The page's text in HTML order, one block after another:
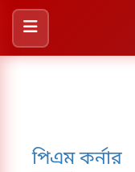
পিএম কর্নার